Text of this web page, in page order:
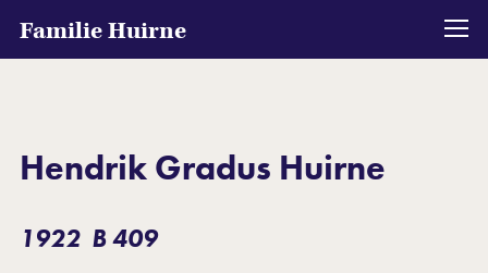
Familie Huirne
Hendrik Gradus Huirne
1922 B 409